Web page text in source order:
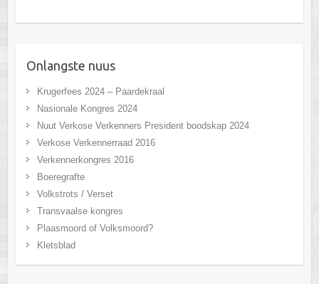
Onlangste nuus
Krugerfees 2024 – Paardekraal
Nasionale Kongres 2024
Nuut Verkose Verkenners President boodskap 2024
Verkose Verkennerraad 2016
Verkennerkongres 2016
Boeregrafte
Volkstrots / Verset
Transvaalse kongres
Plaasmoord of Volksmoord?
Kletsblad